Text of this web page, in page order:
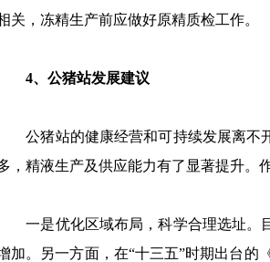
关，冻精生产前应做好原精质检工作。
4、公猪站发展建议
公猪站的健康经营和可持续发展离不开
，精液生产及供应能力有了显著提升。
一是优化区域布局，科学合理选址。目
加。另一方面，在“十三五”时期出台的